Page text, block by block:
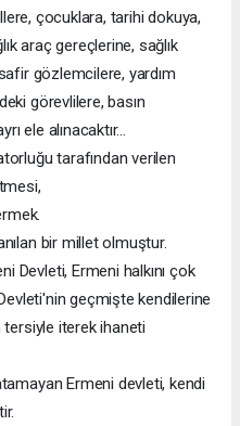
çocuklara, tarihi dokuya,
araç gereçlerine, sağlık
gözlemcilere, yardım
görevlilere, basın
ele alınacaktır...
tarafından verilen
bir millet olmuştur.
Devleti, Ermeni halkını çok
geçmişte kendilerine
tersiyle iterek ihaneti
Ermeni devleti, kendi